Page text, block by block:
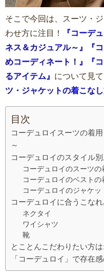
そこで今回は、スーツ・
わせ方に注目！
『コーデ
ネス＆カジュアル～』『
めコーディネート！』『
るアイテム』 について見て
ツ・ジャケットの着こな
目次
コーデュロイスーツの着
～
コーデュロイのスタイル
コーデュロイのスーツの
コーデュロイのベストの
コーデュロイのジャケ
コーデュロイに合うこな
ネクタイ
ワイシャツ
靴
とことんこだわりたい方
「コーデュロイ」で存在